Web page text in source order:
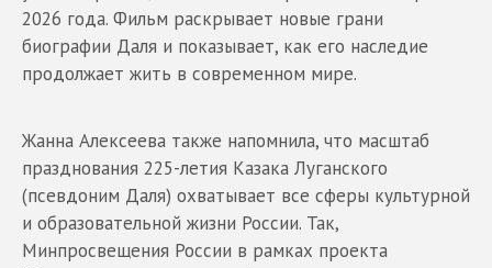
2026 года. Фильм раскрывает новые грани
биографии Даля и показывает, как его наследие
продолжает жить в современном мире.
Жанна Алексеева также напомнила, что масштаб
празднования 225-летия Казака Луганского
(псевдоним Даля) охватывает все сферы культурной
и образовательной жизни России. Так,
Минпросвещения России в рамках проекта